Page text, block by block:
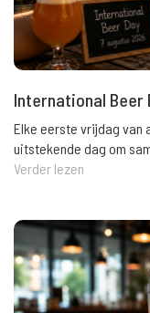
International Beer
Elke eerste vrijdag van
uitstekende dag om
Verder lezen